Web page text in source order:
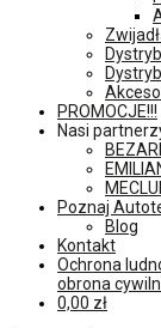
PROMOCJE!!!
Nasi
Poznaj
Blog
Kontakt
Ochrona
obrona
0,00 zł